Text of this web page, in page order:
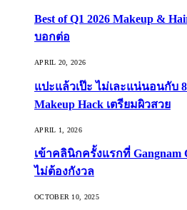
Best of Q1 2026 Makeup &
บอกต่อ
APRIL 20, 2026
แปะแล้วเป๊ะ ไม่เละแน่นอนกับ
Makeup Hack เตรียมผิวสวย
APRIL 1, 2026
เข้าคลินิกครั้งแรกที่
ไม่ต้องกังวล
OCTOBER 10, 2025